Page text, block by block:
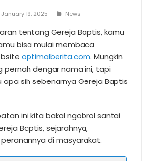
January 19, 2025 News
tentang Gereja Baptis, kamu
bisa mulai membaca
optimalberita.com. Mungkin
pernah dengar nama ini, tapi
sih sebenarnya Gereja Baptis
ini kita bakal ngobrol santai
Baptis, sejarahnya,
di masyarakat.